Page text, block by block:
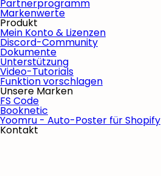
Partnerprogramm
Markenwerte
Produkt
Mein Konto & Lizenzen
Discord-Community
Dokumente
Unterstützung
Video-Tutorials
Funktion vorschlagen
Unsere Marken
FS Code
Booknetic
Yoomru - Auto-Poster für Shopify
Kontakt